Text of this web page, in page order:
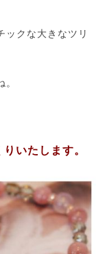
ックな大きなツリ
いたします。